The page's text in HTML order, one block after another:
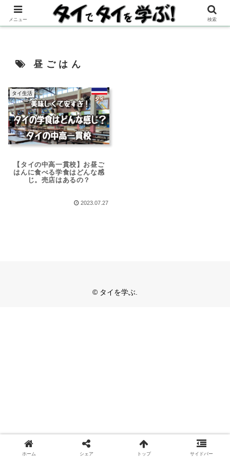
昼ごはん
タイ生活
【タイの中高一貫校】お昼ご
はんに食べる学食はどんな感
じ。売店はあるの？
2023.07.27
© タイを学ぶ.
メニュー 検索
ホーム シェア トップ サイドバー